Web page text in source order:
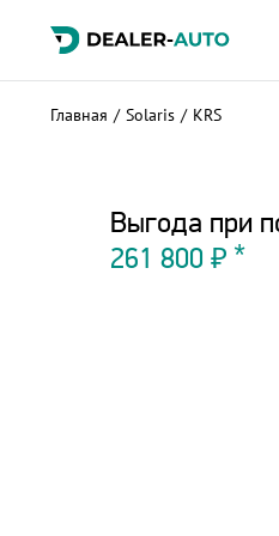
Главная / Solaris / KRS
Выгода при
261 800 ₽